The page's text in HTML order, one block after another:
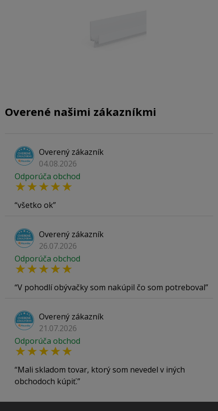
Overené našimi zákazníkmi
Overený zákazník
04.08.2026
Odporúča obchod
všetko ok
Overený zákazník
26.07.2026
Odporúča obchod
V pohodlí obývačky som nakúpil čo som potreboval
Overený zákazník
21.07.2026
Odporúča obchod
Mali skladom tovar, ktorý som nevedel v iných
obchodoch kúpiť.